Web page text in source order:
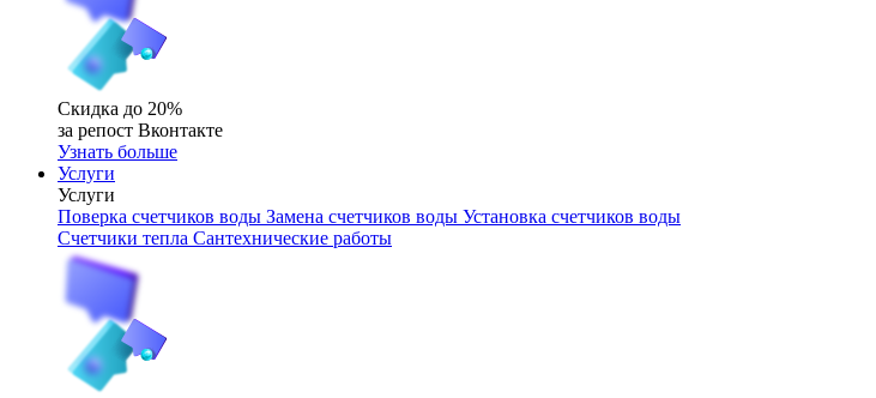
Скидка до 20%
за репост Вконтакте
Узнать больше
Услуги
Услуги
Поверка счетчиков воды Замена счетчиков воды Установка счетчиков воды
Счетчики тепла Сантехнические работы